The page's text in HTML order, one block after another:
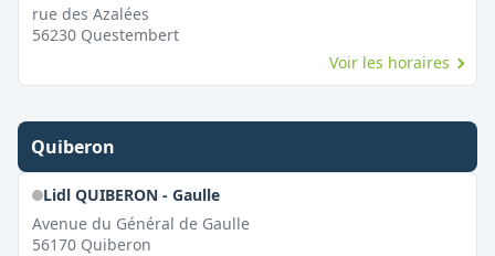
rue des Azalées
56230 Questembert
Voir les horaires
Quiberon
Lidl QUIBERON - Gaulle
Avenue du Général de Gaulle
56170 Quiberon